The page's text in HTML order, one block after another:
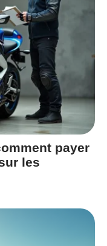
payer
les